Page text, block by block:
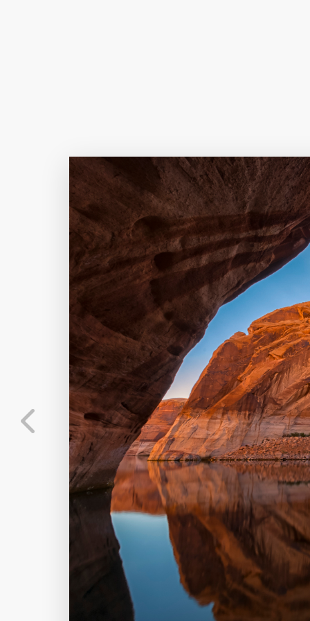
Author Name
@author
查看
--
下载
--
分类主色调
--
未知设备 在主题许可下可免
实时弹幕
弹幕会在下方多行滚动展示；匿名发送有数量和
正在加载弹幕...
标
分
标
常